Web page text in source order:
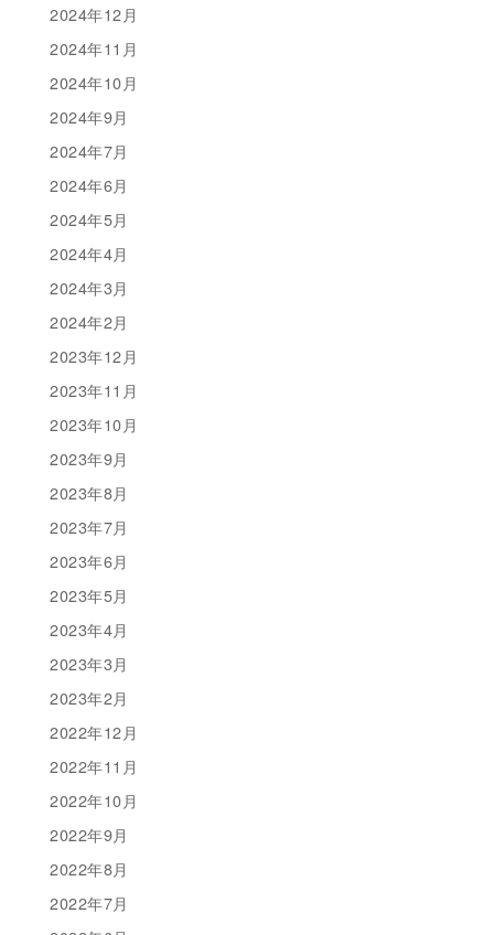
2024年12月
2024年11月
2024年10月
2024年9月
2024年7月
2024年6月
2024年5月
2024年4月
2024年3月
2024年2月
2023年12月
2023年11月
2023年10月
2023年9月
2023年8月
2023年7月
2023年6月
2023年5月
2023年4月
2023年3月
2023年2月
2022年12月
2022年11月
2022年10月
2022年9月
2022年8月
2022年7月